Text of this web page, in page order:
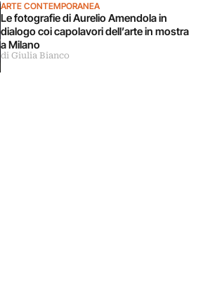
ARTE CONTEMPORANEA
Le fotografie di Aurelio Amendola in
dialogo coi capolavori dell’arte in mostra
a Milano
di Giulia Bianco